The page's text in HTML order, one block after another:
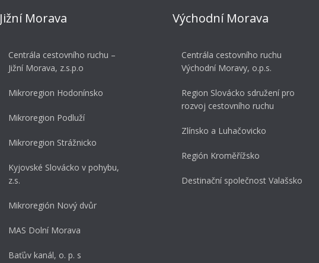
Jižní Morava
Centrála cestovního ruchu –
Jižní Morava, z.s.p.o
Mikroregion Hodonínsko
Mikroregion Podluží
Mikroregion Strážnicko
Kyjovské Slovácko v pohybu,
z.s.
Mikroregión Nový dvůr
MAS Dolní Morava
Baťův kanál, o. p. s
Východní Morava
Centrála cestovního ruchu
Východní Moravy, o.p.s.
Region Slovácko sdružení pro
rozvoj cestovního ruchu
Zlínsko a Luhačovicko
Región Kroměřížsko
Destinační společnost Valašsko